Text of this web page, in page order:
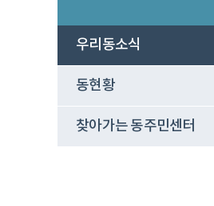
우리동소식
동현황
찾아가는 동주민센터